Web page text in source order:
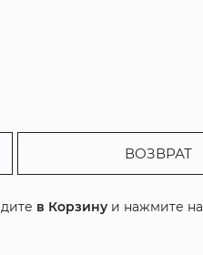
ВОЗВРАТ
в Корзину и нажмите на